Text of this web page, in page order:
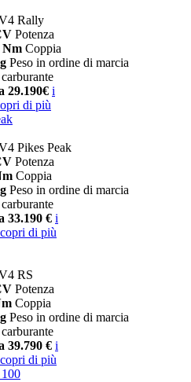
Rally
Potenza
Nm Coppia
Peso in ordine di marcia
29.190€ i
di più
Pikes Peak
Potenza
Coppia
Peso in ordine di marcia
33.190 € i
di più
RS
Potenza
Coppia
Peso in ordine di marcia
39.790 € i
di più